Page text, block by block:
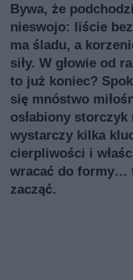
Bywa, że
nieswojo: liście
ma śladu, a
siły. W głowie od
to już koniec?
się mnóstwo
osłabiony
wystarczy kilka
cierpliwości i
wracać do formy…
zacząć.